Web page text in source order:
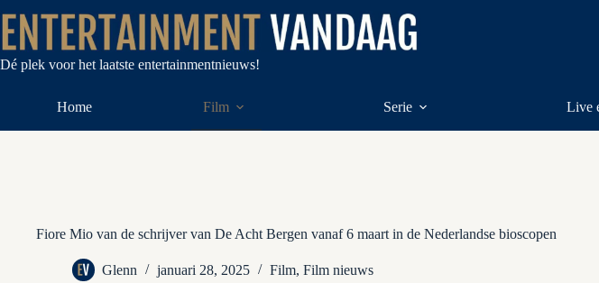
naar
de
inhoud
Dé plek voor het laatste entertainmentnieuws!
Home Film Serie Live
Fiore Mio van de schrijver van De Acht Bergen vanaf 6 maart in de Nederlandse bioscopen
Glenn januari 28, 2025 Film, Film nieuws